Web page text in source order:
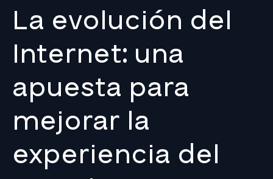
La evolución del
Internet: una
apuesta para
mejorar la
experiencia del